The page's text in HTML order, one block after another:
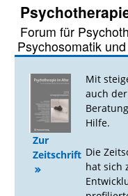
Forum für
Psychosomatik
Zur
Zeitschrift
Mit
auch
Hilfe.
Die
hat sich